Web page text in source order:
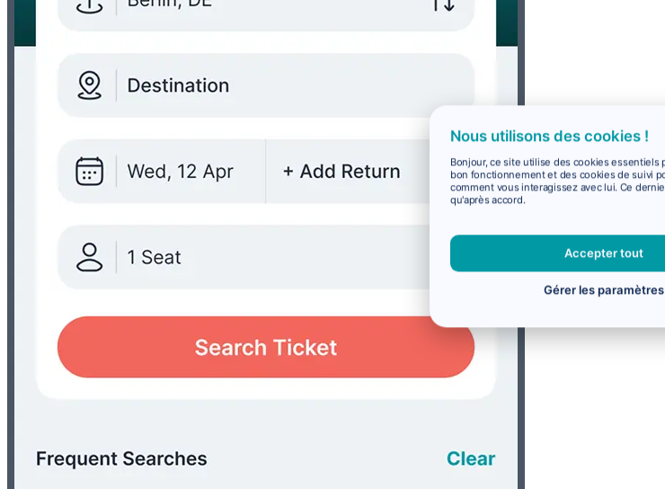
Nous utilisons des cookies !
Bonjour, ce site utilise des cookies essentiels
bon fonctionnement et des cookies de suivi
comment vous interagissez avec lui. Ce
qu'après accord.
Accepter tout
Gérer les paramètres